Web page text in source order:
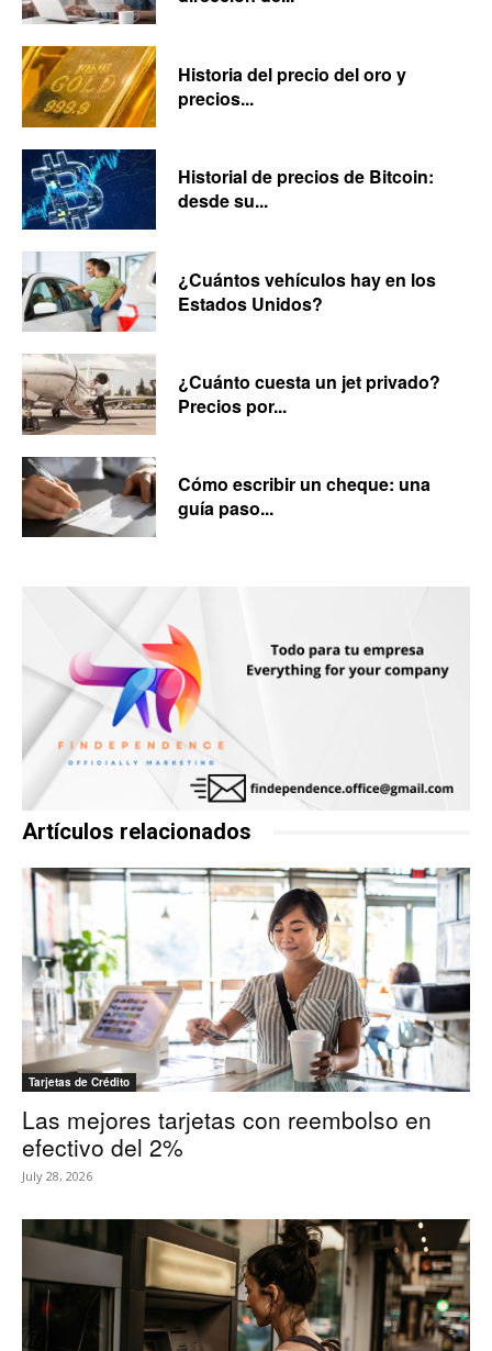
Historia del precio del oro y
precios...
Historial de precios de Bitcoin:
desde su...
¿Cuántos vehículos hay en los
Estados Unidos?
¿Cuánto cuesta un jet privado?
Precios por...
Cómo escribir un cheque: una
guía paso...
Artículos relacionados
Tarjetas de Crédito
Las mejores tarjetas con reembolso en
efectivo del 2%
July 28, 2026